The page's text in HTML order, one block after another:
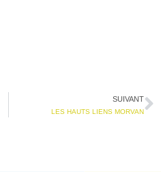
SUIVANT
LES HAUTS LIENS MORVAN